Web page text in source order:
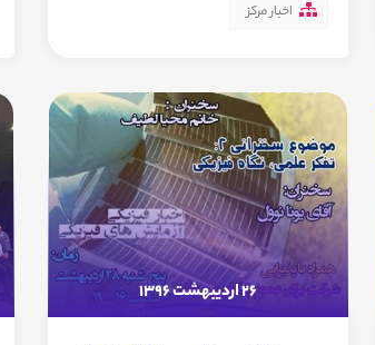
اخبار مرکز
26 اردیبهشت 1396